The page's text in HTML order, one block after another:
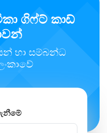
ගිෆ්ට් කාඩ්
හා සම්බන්ධ